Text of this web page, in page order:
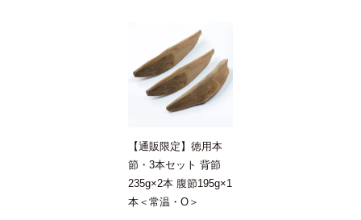
【通販限定】徳用本
節・3本セット 背節
235g×2本 腹節195g×1
本＜常温・O＞